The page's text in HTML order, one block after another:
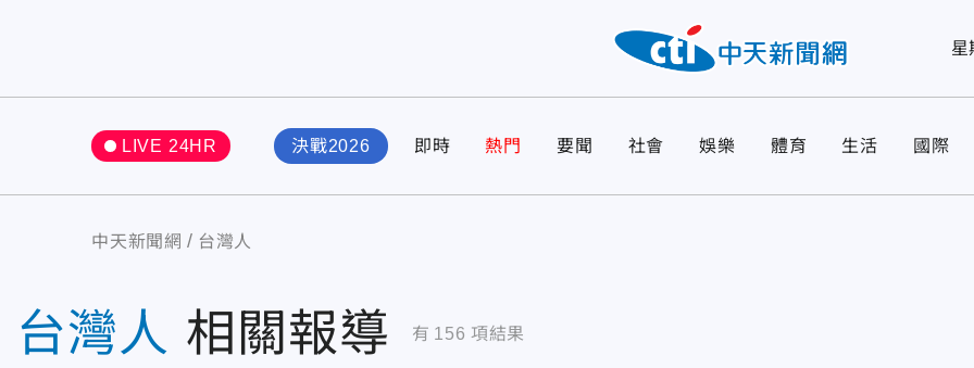
星
LIVE 24HR 決戰2026 即時 熱門 要聞 社會 娛樂 體育 生活 國際
中天新聞網 台灣人
台灣人 相關報導 有 156 項結果